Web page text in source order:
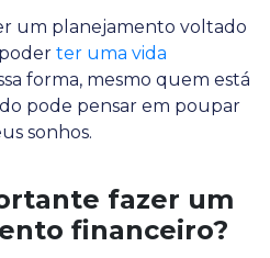
um planejamento voltado
ter uma vida
forma, mesmo quem está
pode pensar em poupar
sonhos.
fazer um
financeiro?